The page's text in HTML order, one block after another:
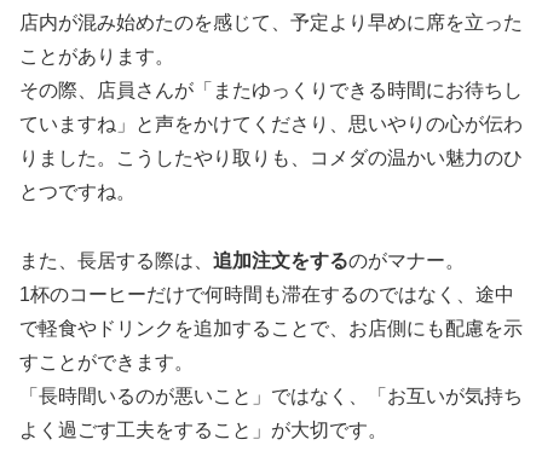
店内が混み始めたのを感じて、予定より早めに席を立った
ことがあります。
その際、店員さんが「またゆっくりできる時間にお待ちし
ていますね」と声をかけてくださり、思いやりの心が伝わ
りました。こうしたやり取りも、コメダの温かい魅力のひ
とつですね。
また、長居する際は、 追加注文をするのがマナー。
1杯のコーヒーだけで何時間も滞在するのではなく、途中
で軽食やドリンクを追加することで、お店側にも配慮を示
すことができます。
「長時間いるのが悪いこと」ではなく、「お互いが気持ち
よく過ごす工夫をすること」が大切です。